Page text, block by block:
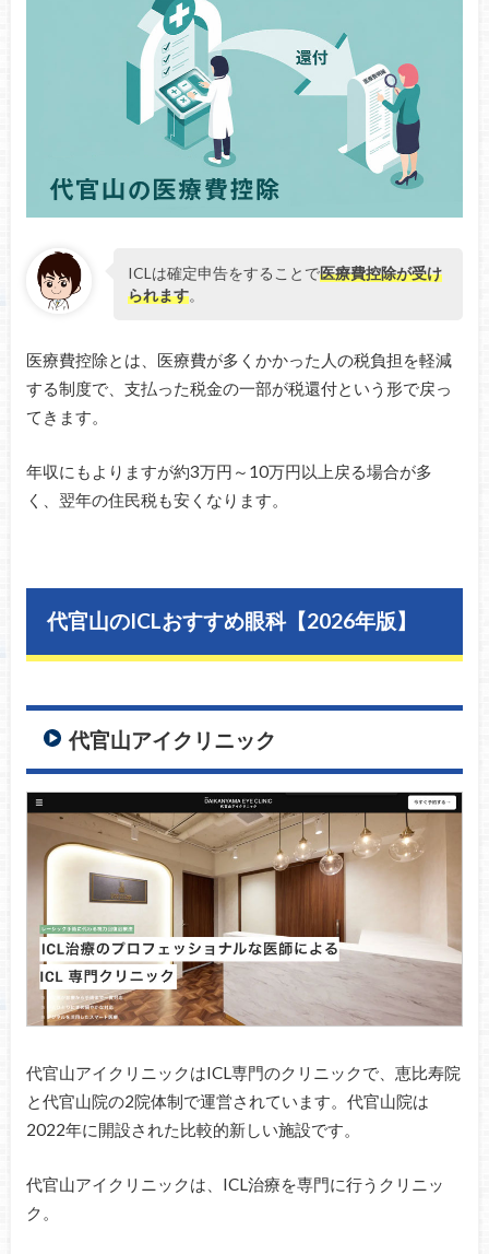
ICLは確定申告をすることで医療費控除が受け
られます。
医療費控除とは、医療費が多くかかった人の税負担を軽減
する制度で、支払った税金の一部が税還付という形で戻っ
てきます。
年収にもよりますが約3万円～10万円以上戻る場合が多
く、翌年の住民税も安くなります。
代官山のICLおすすめ眼科【2026年版】
代官山アイクリニック
代官山アイクリニックはICL専門のクリニックで、恵比寿院
と代官山院の2院体制で運営されています。代官山院は
2022年に開設された比較的新しい施設です。
代官山アイクリニックは、ICL治療を専門に行うクリニッ
ク。